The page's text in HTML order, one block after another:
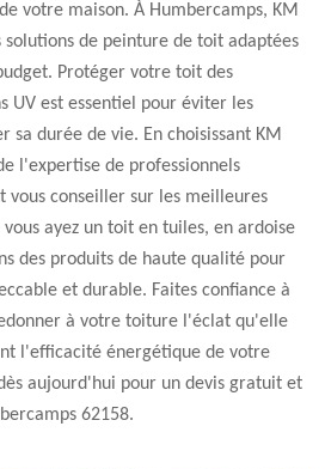
votre maison. À Humbercamps, KM
solutions de peinture de toit adaptées
Protéger votre toit des
UV est essentiel pour éviter les
sa durée de vie. En choisissant KM
l'expertise de professionnels
vous conseiller sur les meilleures
ayez un toit en tuiles, en ardoise
des produits de haute qualité pour
et durable. Faites confiance à
à votre toiture l'éclat qu'elle
l'efficacité énergétique de votre
aujourd'hui pour un devis gratuit et
62158.